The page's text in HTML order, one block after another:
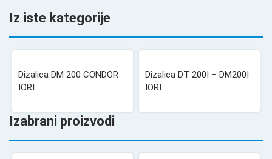
Iz iste kategorije
Dizalica DM 200 CONDOR
IORI
Dizalica DT 200I – DM200I
IORI
Izabrani proizvodi